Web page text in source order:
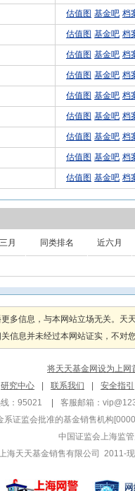
估值图 基金吧 档
估值图 基金吧 档
估值图 基金吧 档
估值图 基金吧 档
估值图 基金吧 档
估值图 基金吧 档
估值图 基金吧 档
估值图 基金吧 档
估值图 基金吧 档
月 同类排名 近六月
多信息，与本网站立场无关。
信息并未经过本网站证实，不
将天天基金网设为上网
研究中心 联系我们
安全指引
：95021
客服邮箱：
系证监会批准的基金销售机构
中国证监会上海监
海天天基金销售有限公司 2011-